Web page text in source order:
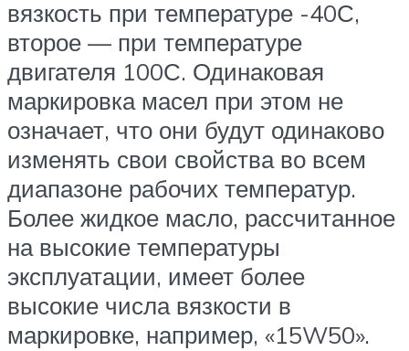
вязкость при температуре -40С,
второе — при температуре
двигателя 100С. Одинаковая
маркировка масел при этом не
означает, что они будут одинаково
изменять свои свойства во всем
диапазоне рабочих температур.
Более жидкое масло, рассчитанное
на высокие температуры
эксплуатации, имеет более
высокие числа вязкости в
маркировке, например, «15W50».